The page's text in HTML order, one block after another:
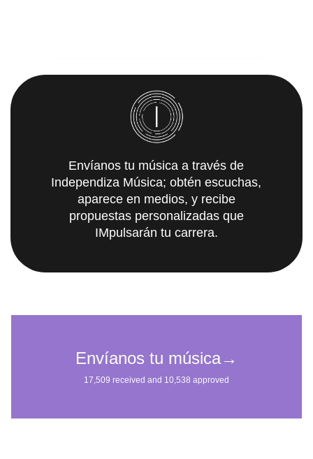
Envíanos tu música a través de
Independiza Música; obtén escuchas,
aparece en medios, y recibe
propuestas personalizadas que
IMpulsarán tu carrera.